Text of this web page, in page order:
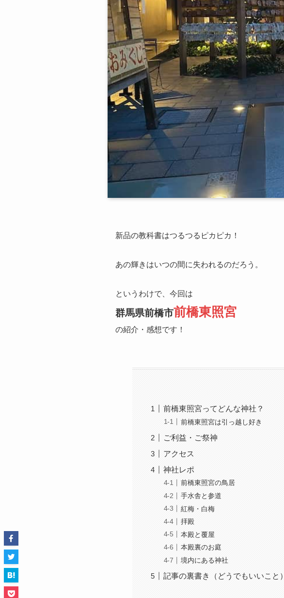
新品の教科書はつるつるピカピカ！
あの輝きはいつの間に失われるのだろう。
というわけで、今回は
群馬県前橋市前橋東照宮
の紹介・感想です！
前橋東照宮ってどんな神社？
前橋東照宮は引っ越し好き
ご利益・ご祭神
アクセス
神社レポ
前橋東照宮の鳥居
手水舎と参道
紅梅・白梅
拝殿
本殿と覆屋
本殿裏のお庭
境内にある神社
記事の裏書き（どうでもいいこと）